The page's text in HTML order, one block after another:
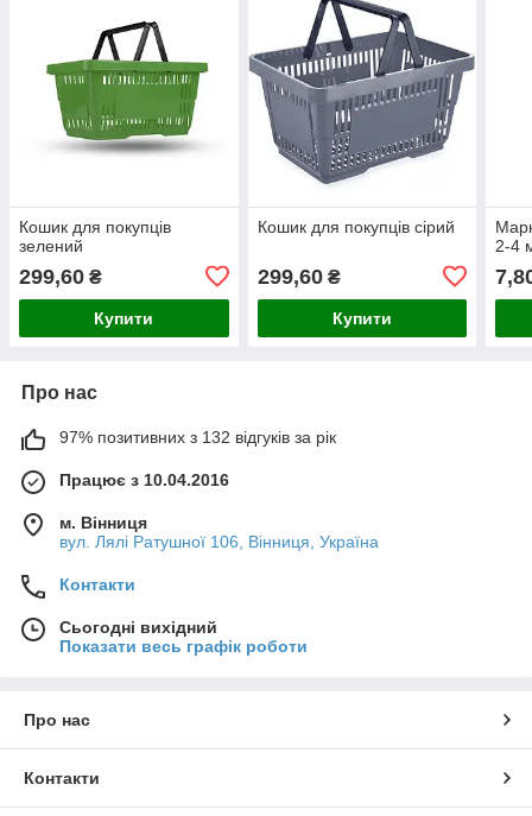
Кошик для покупців
зелений
299,60 ₴
Купити
Кошик для покупців сірий
299,60₴
Купити
2-4
Про нас
97% позитивних з 132 відгуків за рік
Працює з 10.04.2016
м. Вінниця
вул. Лялі Ратушної 106, Вінниця, Україна
Контакти
Сьогодні вихідний
Показати весь графік роботи
Про нас
Контакти